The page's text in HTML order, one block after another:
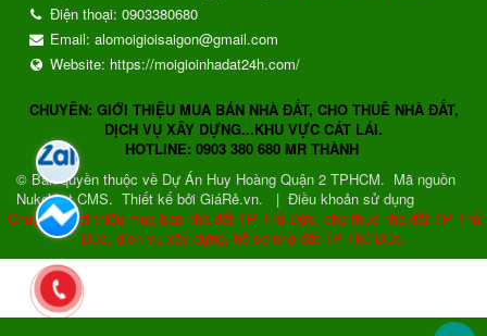
Điện thoại: 0903380680
Email: alomoigioisaigon@gmail.com
Website: https://moigioinhadat24h.com/
CHUYÊN: GIỚI THIỆU MUA BÁN NHÀ ĐẤT, CHO THUÊ NHÀ ĐẤT,
DỊCH VỤ XÂY DỰNG...KHU VỰC CÁT LÁI.
HOTLINE: 0903 380 680 MR THÀNH
© Bản quyền thuộc về Dự Án Huy Hoàng Quận 2 TPHCM. Mã nguồn
NukeViet CMS. Thiết kế bởi GiáRẻ.vn. | Điều khoản sử dụng
Chuyên: Giới thiệu mua bán nhà đất TP Thủ Đức, cho thuê nhà đất TP Thủ
Đức, dịch vụ xây dựng, hồ sơ nhà đất TP Thủ Đức.